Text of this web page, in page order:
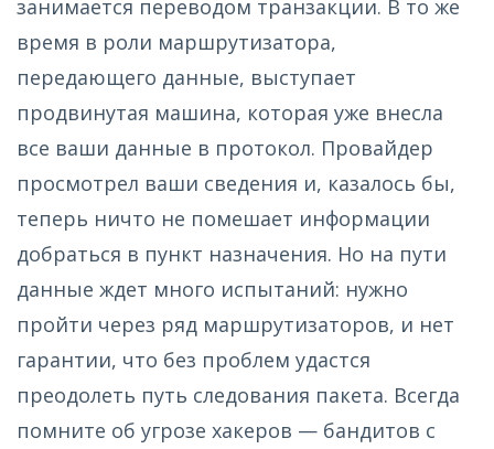
занимается переводом транзакции. В то же
время в роли маршрутизатора,
передающего данные, выступает
продвинутая машина, которая уже внесла
все ваши данные в протокол. Провайдер
просмотрел ваши сведения и, казалось бы,
теперь ничто не помешает информации
добраться в пункт назначения. Но на пути
данные ждет много испытаний: нужно
пройти через ряд маршрутизаторов, и нет
гарантии, что без проблем удастся
преодолеть путь следования пакета. Всегда
помните об угрозе хакеров — бандитов с